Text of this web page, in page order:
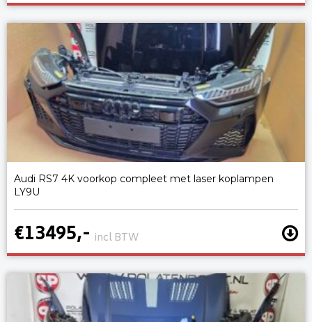
Audi RS7 4K voorkop compleet met laser koplampen
LY9U
€13495,- incl BTW